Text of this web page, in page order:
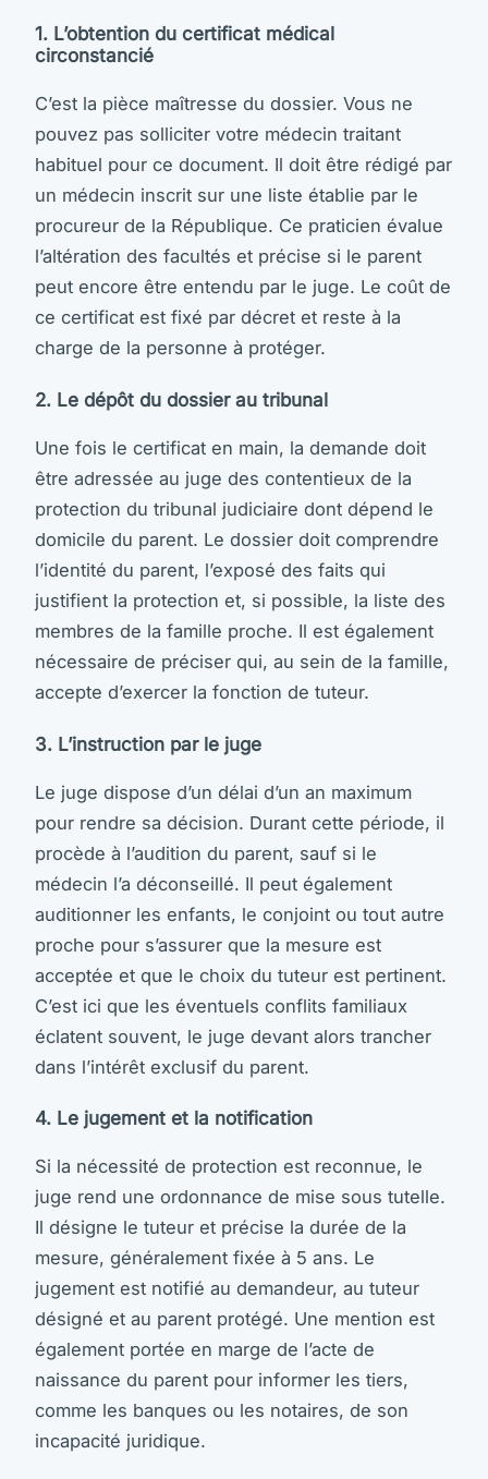
1. L’obtention du certificat médical
circonstancié
C’est la pièce maîtresse du dossier. Vous ne
pouvez pas solliciter votre médecin traitant
habituel pour ce document. Il doit être rédigé par
un médecin inscrit sur une liste établie par le
procureur de la République. Ce praticien évalue
l’altération des facultés et précise si le parent
peut encore être entendu par le juge. Le coût de
ce certificat est fixé par décret et reste à la
charge de la personne à protéger.
2. Le dépôt du dossier au tribunal
Une fois le certificat en main, la demande doit
être adressée au juge des contentieux de la
protection du tribunal judiciaire dont dépend le
domicile du parent. Le dossier doit comprendre
l’identité du parent, l’exposé des faits qui
justifient la protection et, si possible, la liste des
membres de la famille proche. Il est également
nécessaire de préciser qui, au sein de la famille,
accepte d’exercer la fonction de tuteur.
3. L’instruction par le juge
Le juge dispose d’un délai d’un an maximum
pour rendre sa décision. Durant cette période, il
procède à l’audition du parent, sauf si le
médecin l’a déconseillé. Il peut également
auditionner les enfants, le conjoint ou tout autre
proche pour s’assurer que la mesure est
acceptée et que le choix du tuteur est pertinent.
C’est ici que les éventuels conflits familiaux
éclatent souvent, le juge devant alors trancher
dans l’intérêt exclusif du parent.
4. Le jugement et la notification
Si la nécessité de protection est reconnue, le
juge rend une ordonnance de mise sous tutelle.
Il désigne le tuteur et précise la durée de la
mesure, généralement fixée à 5 ans. Le
jugement est notifié au demandeur, au tuteur
désigné et au parent protégé. Une mention est
également portée en marge de l’acte de
naissance du parent pour informer les tiers,
comme les banques ou les notaires, de son
incapacité juridique.